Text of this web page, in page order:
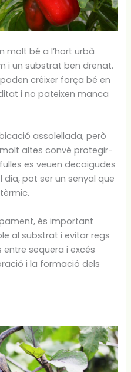
molt bé a l’hort urbà
i un substrat ben drenat.
créixer força bé en
i no pateixen manca
assolellada, però
altes convé protegir-
es veuen decaigudes
pot ser un senyal que
és important
al substrat i evitar regs
entre sequera i excés
i la formació dels